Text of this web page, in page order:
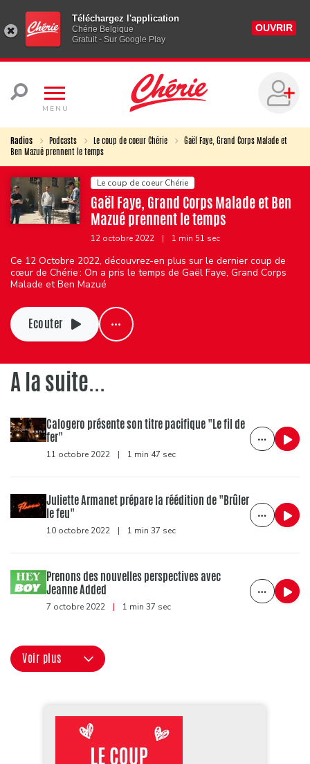
Téléchargez l'application
Chérie Belgique
Gratuit - Sur Google Play
OUVRIR
MENU
Radios Podcasts Le coup de coeur Chérie
Gaël Faye, Grand Corps Malade et
Ben Mazué prennent le temps
Le coup de coeur Chérie
Gaël Faye, Grand Corps Malade et Ben
Mazué prennent le temps
12 octobre 2022 | 1 min 51 sec
Ce 12 Octobre 2022, découvrez-en plus sur le dernier coup de
cœur de Chérie : On a pris le temps de Gaël Faye, Grand Corps
Malade et Ben Mazué
Ecouter
A la suite...
Calogero présente son titre pacifique "Le fil de
fer"
11 octobre 2022 | 1 min 47 sec
Juliette Armanet prépare la réédition de "Brûler
le feu"
10 octobre 2022 | 1 min 37 sec
Prenons des nouvelles perspectives avec
Jeanne Added
7 octobre 2022 | 1 min 37 sec
Voir plus